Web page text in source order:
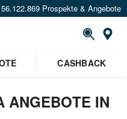
56.122.869 Prospekte & Angebote
CASHBACK
ANGEBOTE IN